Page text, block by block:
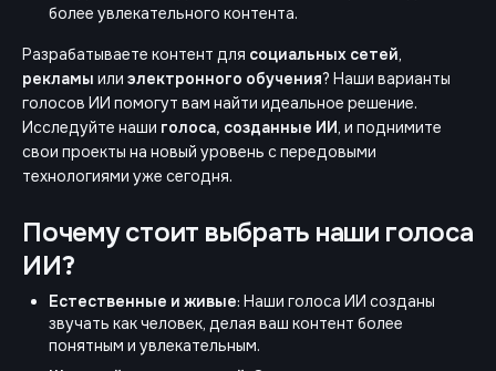
более увлекательного контента.
Разрабатываете контент для социальных сетей,
рекламы или электронного обучения? Наши варианты
голосов ИИ помогут вам найти идеальное решение.
Исследуйте наши голоса, созданные ИИ, и поднимите
свои проекты на новый уровень с передовыми
технологиями уже сегодня.
Почему стоит выбрать наши голоса
ИИ?
Естественные и живые: Наши голоса ИИ созданы
звучать как человек, делая ваш контент более
понятным и увлекательным.